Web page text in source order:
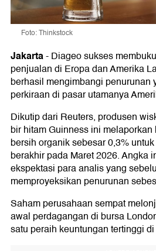
Foto: Thinkstock
Jakarta-Diageo sukses
penjualan di Eropa dan Amerika
berhasil mengimbangi penurunan
perkiraan di pasar utamanya
Dikutip dari Reuters, produsen
bir hitam Guinness ini
bersih organik sebesar 0,3%
berakhir pada Maret 2026. Angka
ekspektasi para analis yang
memproyeksikan penurunan
Saham perusahaan sempat
awal perdagangan di bursa
satu peraih keuntungan tertinggi